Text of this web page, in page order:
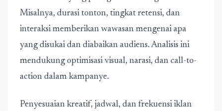
Misalnya, durasi tonton, tingkat retensi, dan
interaksi memberikan wawasan mengenai apa
yang disukai dan diabaikan audiens. Analisis ini
mendukung optimisasi visual, narasi, dan call-to-
action dalam kampanye.
Penyesuaian kreatif, jadwal, dan frekuensi iklan